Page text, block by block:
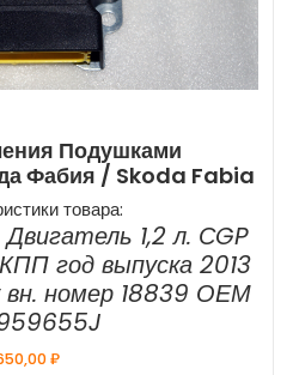
Подушками
Фабия / Skoda Fabia
товара:
Двигатель 1,2 л. СGP
год выпуска 2013
вн. номер 18839 ОЕМ
₽